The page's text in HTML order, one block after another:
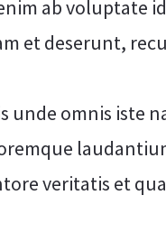
ab voluptate
et deserunt,
unde omnis iste
veritatis et